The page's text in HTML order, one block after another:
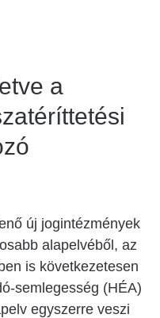
a
új jogintézmények
alapelvéből, az
is következetesen
semlegesség (HÉA)
egyszerre veszi